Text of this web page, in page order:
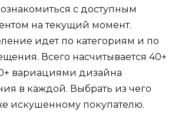
с доступным
на текущий момент.
идет по категориям и по
Всего насчитывается 40+
вариациями дизайна
в каждой. Выбрать из чего
искушенному покупателю.